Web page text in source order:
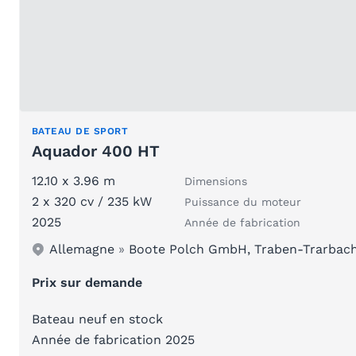
BATEAU DE SPORT
Aquador 400 HT
12.10 x 3.96 m Dimensions
2 x 320 cv / 235 kW Puissance du moteur
2025 Année de fabrication
Allemagne » Boote Polch GmbH, Traben-
Prix sur demande
Bateau neuf en stock
Année de fabrication 2025